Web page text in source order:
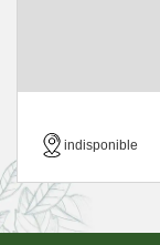
indisponible